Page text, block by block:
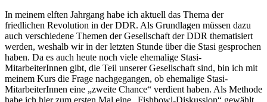
In meinem elften Jahrgang habe ich aktuell das Thema der
friedlichen Revolution in der DDR. Als Grundlagen müssen dazu
auch verschiedene Themen der Gesellschaft der DDR thematisiert
werden, weshalb wir in der letzten Stunde über die Stasi gesprochen
haben. Da es auch heute noch viele ehemalige Stasi-
MitarbeiterInnen gibt, die Teil unserer Gesellschaft sind, bin ich mit
meinem Kurs die Frage nachgegangen, ob ehemalige Stasi-
MitarbeiterInnen eine „zweite Chance“ verdient haben. Als Methode
habe ich hier zum ersten Mal eine „Fishbowl-Diskussion“ gewählt.